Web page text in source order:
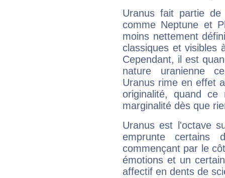
Uranus fait partie
comme Neptune et
moins nettement
classiques et visibles
Cependant, il est
nature uranienne
Uranus rime en effet
originalité, quand ce
marginalité dès que
Uranus est l'octave
emprunte
commençant par le
émotions et un
affectif en dents de